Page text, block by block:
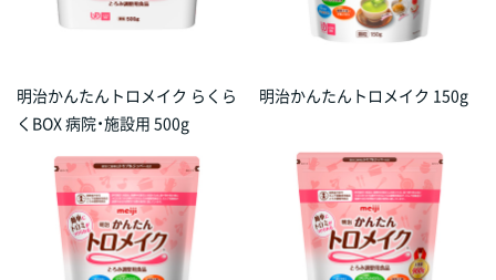
明治かんたんトロメイク らくら
くBOX 病院・施設用 500g
明治かんたんトロメイク 150g